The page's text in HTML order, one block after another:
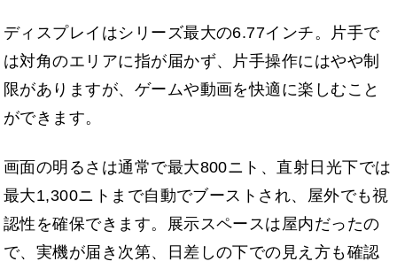
ディスプレイはシリーズ最大の6.77インチ。片手で
は対角のエリアに指が届かず、片手操作にはやや制
限がありますが、ゲームや動画を快適に楽しむこと
ができます。
画面の明るさは通常で最大800ニト、直射日光下では
最大1,300ニトまで自動でブーストされ、屋外でも視
認性を確保できます。展示スペースは屋内だったの
で、実機が届き次第、日差しの下での見え方も確認